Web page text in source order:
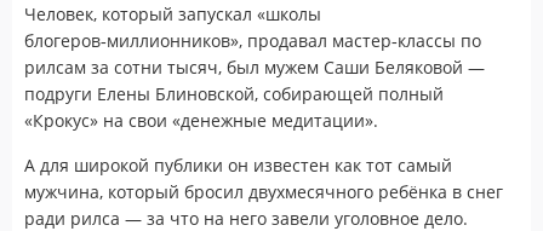
Человек, который запускал «школы
блогеров‑миллионников», продавал мастер‑классы по
рилсам за сотни тысяч, был мужем Саши Беляковой —
подруги Елены Блиновской, собирающей полный
«Крокус» на свои «денежные медитации».
А для широкой публики он известен как тот самый
мужчина, который бросил двухмесячного ребёнка в снег
ради рилса — за что на него завели уголовное дело.